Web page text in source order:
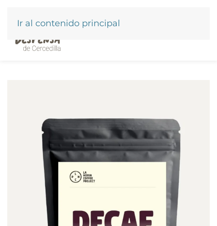
Ir al contenido principal